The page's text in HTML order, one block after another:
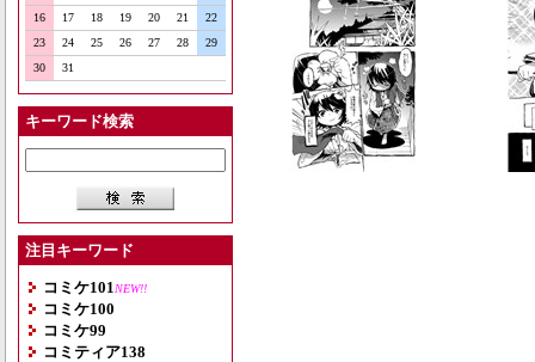
16
17 18 19 20 21
22
23
24 25 26 27 28
29
30
31
キーワード検索
注目キーワード
コミケ101 NEW!!
コミケ100
コミケ99
コミティア138